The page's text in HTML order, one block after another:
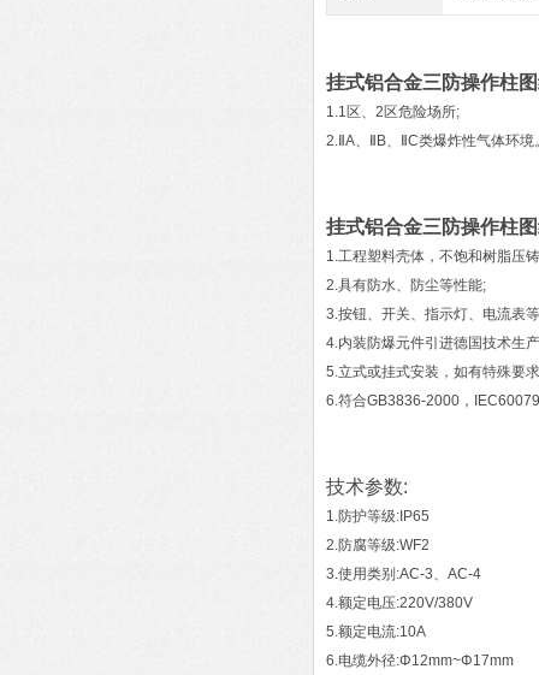
挂式铝合金三防操作柱
1.1区、2区危险场所;
2.ⅡA、ⅡB、ⅡC类爆炸性气体环境
挂式铝合金三防操作柱
1.工程塑料壳体，不饱和树脂压
2.具有防水、防尘等性能;
3.按钮、开关、指示灯、电流表
4.内装防爆元件引进德国技术生
5.立式或挂式安装，如有特殊要
6.符合GB3836-2000，
技术参数:
1.防护等级:IP65
2.防腐等级:WF2
3.使用类别:AC-3、AC-4
4.额定电压:220V/380V
5.额定电流:10A
6.电缆外径:Φ12mm~Φ17mm